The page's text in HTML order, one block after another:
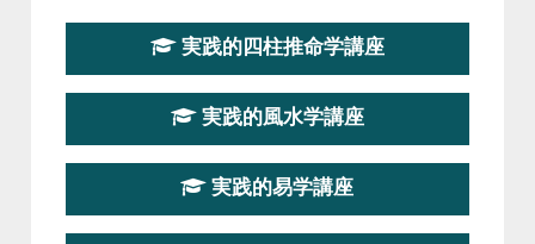
第１９期立命塾『実践的易学講座』
2026-08-22～2026-10-25
第19期立命塾実践的四柱推命学講座
2026-03-20～2026-07-19
実践的四柱推命学講座
実践的風水学講座
実践的易学講座